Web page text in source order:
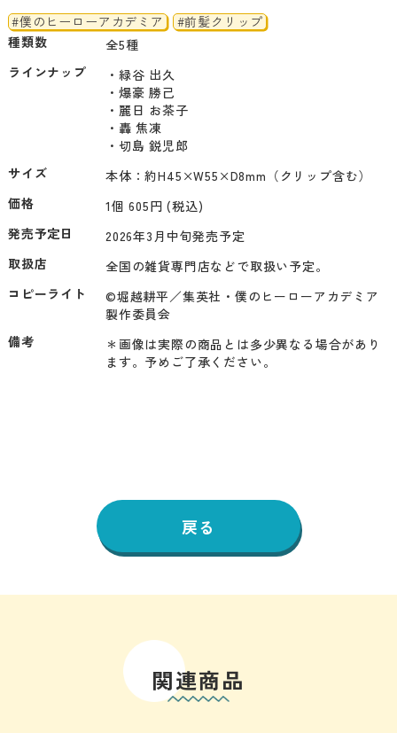
#僕のヒーローアカデミア
#前髪クリップ
種類数
全5種
ラインナップ
・緑谷 出久
・爆豪 勝己
・麗日 お茶子
・轟 焦凍
・切島 鋭児郎
サイズ
本体：約H45×W55×D8mm（クリップ含む）
価格
1個 605円 (税込)
発売予定日
2026年3月中旬発売予定
取扱店
全国の雑貨専門店などで取扱い予定。
コピーライト
©堀越耕平／集英社・僕のヒーローアカデミア
製作委員会
備考
＊画像は実際の商品とは多少異なる場合があり
ます。予めご了承ください。
戻る
関連商品